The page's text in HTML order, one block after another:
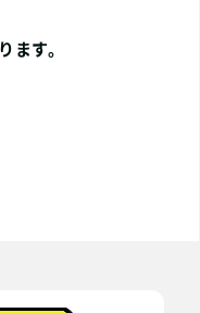
ます。